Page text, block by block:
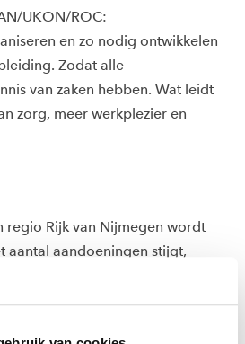
UKON/ROC:
en zo nodig ontwikkelen
Zodat alle
van zaken hebben. Wat leidt
zorg, meer werkplezier en
regio Rijk van Nijmegen wordt
aantal aandoeningen stijgt,
vergrijzende bevolking. In